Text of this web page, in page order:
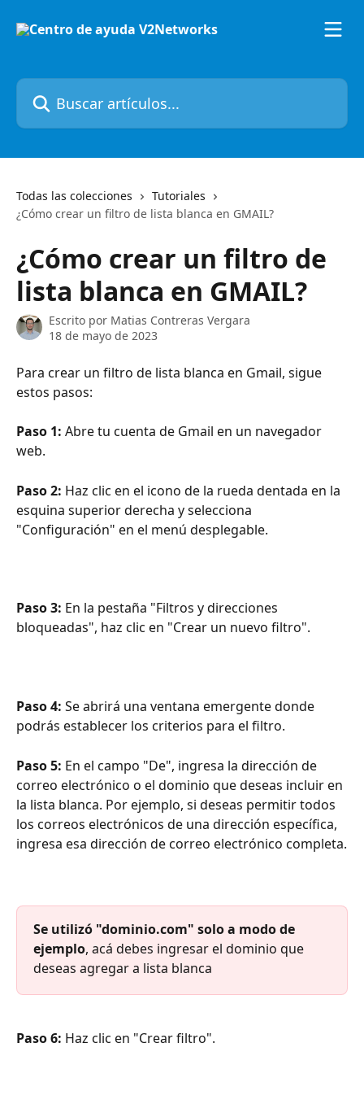
Buscar artículos...
Todas las colecciones
Tutoriales
¿Cómo crear un filtro de lista blanca en GMAIL?
¿Cómo crear un filtro de
lista blanca en GMAIL?
Escrito por Matias Contreras Vergara
18 de mayo de 2023
Para crear un filtro de lista blanca en Gmail, sigue
estos pasos:
Paso 1: Abre tu cuenta de Gmail en un navegador
web.
Paso 2: Haz clic en el icono de la rueda dentada en la
esquina superior derecha y selecciona
"Configuración" en el menú desplegable.
Paso 3: En la pestaña "Filtros y direcciones
bloqueadas", haz clic en "Crear un nuevo filtro".
Paso 4: Se abrirá una ventana emergente donde
podrás establecer los criterios para el filtro.
Paso 5: En el campo "De", ingresa la dirección de
correo electrónico o el dominio que deseas incluir en
la lista blanca. Por ejemplo, si deseas permitir todos
los correos electrónicos de una dirección específica,
ingresa esa dirección de correo electrónico completa.
Se utilizó "dominio.com" solo a modo de
ejemplo, acá debes ingresar el dominio que
deseas agregar a lista blanca
Paso 6: Haz clic en "Crear filtro".